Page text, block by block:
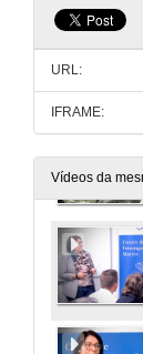
URL:
IFRAME:
Vídeos da